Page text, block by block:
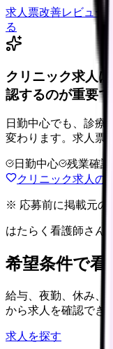
求人票改善レビュー
る
クリニック求人
認するのが重要で
日勤中心でも、診療
変わります。求人票
日勤中心 残業確認
クリニック求人の
※ 応募前に掲載元の
はたらく看護師さん
希望条件で看
給与、夜勤、休み、
から求人を確認でき
求人を探す